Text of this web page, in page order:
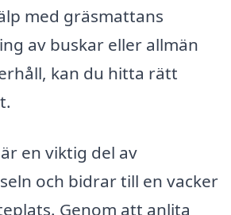
med gräsmattans
av buskar eller allmän
kan du hitta rätt
en viktig del av
och bidrar till en vacker
Genom att anlita